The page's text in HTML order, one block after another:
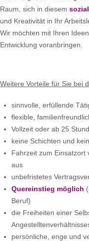
Raum, sich in diesem
und Kreativität in Ihr
Wir möchten mit Ihren
Entwicklung voranbringen.
Weitere Vorteile für Sie bei
sinnvolle, erfüllende
flexible,
Vollzeit oder ab 25
keine Schichten und
Fahrzeit zum Einsatzort
aus
unbefristetes
Quereinstieg möglich
Beruf)
die Freiheiten einer
persönliche, enge und